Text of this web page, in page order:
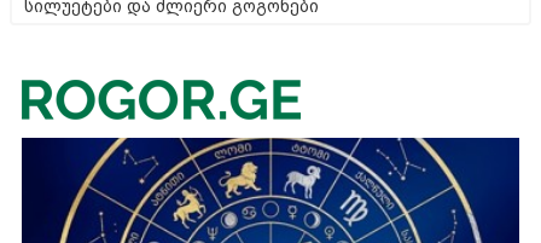
სილუეტები და ძლიერი გოგონები